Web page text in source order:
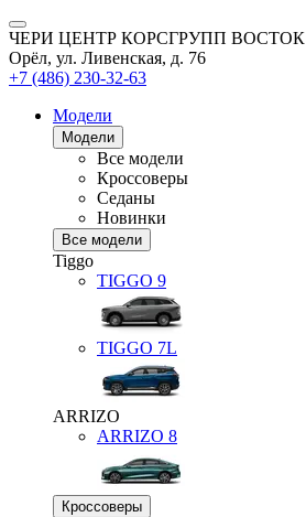
ЧЕРИ ЦЕНТР КОРСГРУПП ВОСТОК
Орёл, ул. Ливенская, д. 76
+7 (486) 230-32-63
Модели
Модели
Все модели
Кроссоверы
Седаны
Новинки
Все модели
Tiggo
TIGGO 9
TIGGO 7L
ARRIZO
ARRIZO 8
Кроссоверы